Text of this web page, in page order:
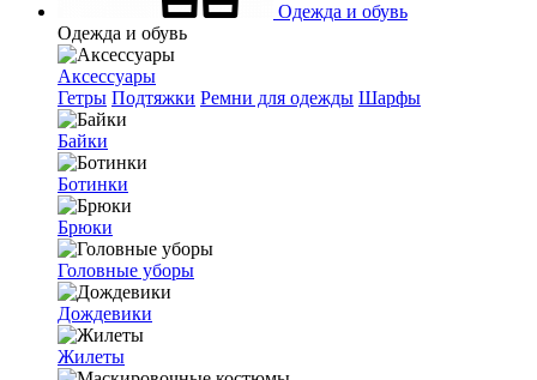
Одежда и обувь
Одежда и обувь
Аксессуары
Гетры Подтяжки Ремни для одежды Шарфы
Байки
Ботинки
Брюки
Головные уборы
Дождевики
Жилеты